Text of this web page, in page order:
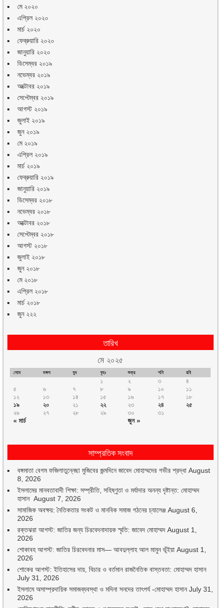
মে ২০২০
এপ্রিল ২০২০
মার্চ ২০২০
ফেব্রুয়ারি ২০২০
জানুয়ারি ২০২০
ডিসেম্বর ২০১৯
নভেম্বর ২০১৯
অক্টোবর ২০১৯
সেপ্টেম্বর ২০১৯
আগস্ট ২০১৯
জুলাই ২০১৯
জুন ২০১৯
মে ২০১৯
এপ্রিল ২০১৯
মার্চ ২০১৯
ফেব্রুয়ারি ২০১৯
জানুয়ারি ২০১৯
ডিসেম্বর ২০১৮
নভেম্বর ২০১৮
অক্টোবর ২০১৮
সেপ্টেম্বর ২০১৮
আগস্ট ২০১৮
জুলাই ২০১৮
জুন ২০১৮
মে ২০১৮
এপ্রিল ২০১৮
মার্চ ২০১৮
জুন ২২২
তারিখ
মে ২০২৫
সোম মঙ্গল বুধ বৃহঃ শুক্র শনি রবি
« মার্চ জুন »
১ ২ ৩
৪
৫
৬ ৭ ৮ ৯ ১০
১১
১২
১৩ ১৪ ১৫ ১৬ ১৭
১৮
১৯
২০ ২১ ২২ ২৩ ২৪
২৫
২৬
২৭ ২৮ ২৯ ৩০ ৩১
সাম্প্রতিক সংবাদ
বঙ্গমাতা বেগম ফজিলাতুন্নেছা মুজিবের জন্মদিনে জাবেদ মোহাম্মদের গভীর শ্রদ্ধা August
8, 2026
ইসলামের মানবতাবাদী শিক্ষা: সম্প্রীতি, সহিষ্ণুতা ও মর্যাদার অনন্য দৃষ্টান্ত: মোহাম্মদ
হাসান August 7, 2026
সামাজিক অবক্ষয়: নৈতিকতার সংকট ও মানবিক সমাজ গঠনের চ্যালেঞ্জ August 6,
2026
রক্তঝরা আগস্ট: জাতির জন্য চিরবেদনাদায়ক স্মৃতি: জাবেদ মোহাম্মদ August 1,
2026
শোকাবহ আগস্ট: জাতির চিরবেদনার মাস— আবদুল্লাহ আল মামুন ভূঁইয়া August 1,
2026
শোকের আগস্ট: ইতিহাসের দায়, বিচার ও বর্তমান রাজনৈতিক বাস্তবতা: মোহাম্মদ হাসান
July 31, 2026
ইসলামে অসাম্প্রদায়িক সমাজব্যবস্থা ও মদিনা সনদের তাৎপর্য -মোহাম্মদ হাসান July 31,
2026